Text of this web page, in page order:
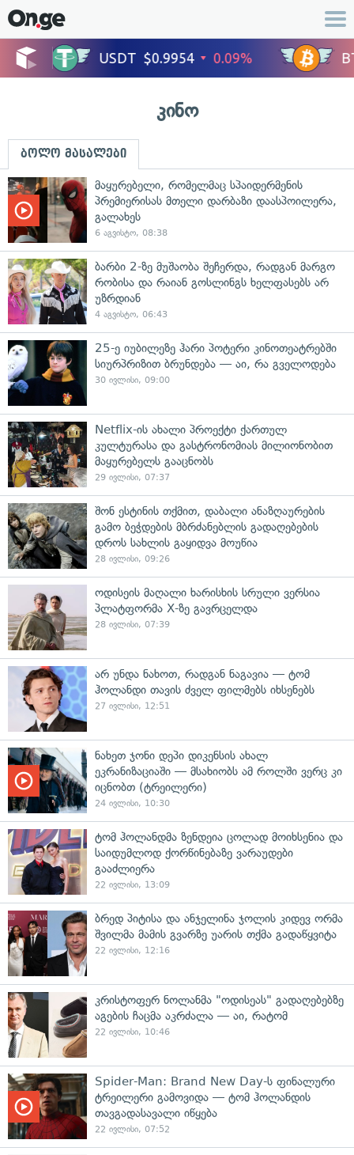
კინო
ბოლო მასალები
მაყურებელი, რომელმაც სპაიდერმენის
პრემიერისას მთელი დარბაზი დაასპოილერა,
გალახეს
6 აგვისტო, 08:38
ბარბი 2-ზე მუშაობა შეჩერდა, რადგან მარგო
რობისა და რაიან გოსლინგს ხელფასებს არ
უზრდიან
4 აგვისტო, 06:43
25-ე იუბილეზე ჰარი პოტერი კინოთეატრებში
სიურპრიზით ბრუნდება — აი, რა გველოდება
30 ივლისი, 09:00
Netflix-ის ახალი პროექტი ქართულ
კულტურასა და გასტრონომიას მილიონობით
მაყურებელს გააცნობს
29 ივლისი, 07:37
შონ ესტინის თქმით, დაბალი ანაზღაურების
გამო ბეჭდების მბრძანებლის გადაღებების
დროს სახლის გაყიდვა მოუწია
28 ივლისი, 09:26
ოდისეის მაღალი ხარისხის სრული ვერსია
პლატფორმა X-ზე გავრცელდა
28 ივლისი, 07:39
არ უნდა ნახოთ, რადგან ნაგავია — ტომ
ჰოლანდი თავის ძველ ფილმებს იხსენებს
27 ივლისი, 12:51
ნახეთ ჯონი დეპი დიკენსის ახალ
ეკრანიზაციაში — მსახიობს ამ როლში ვერც კი
იცნობთ (ტრეილერი)
24 ივლისი, 10:30
ტომ ჰოლანდმა ზენდეია ცოლად მოიხსენია და
საიდუმლოდ ქორწინებაზე ვარაუდები
გააძლიერა
22 ივლისი, 13:09
ბრედ პიტისა და ანჯელინა ჯოლის კიდევ ორმა
შვილმა მამის გვარზე უარის თქმა გადაწყვიტა
22 ივლისი, 12:16
კრისტოფერ ნოლანმა "ოდისეას" გადაღებებზე
აგების ჩაცმა აკრძალა — აი, რატომ
22 ივლისი, 10:46
Spider-Man: Brand New Day-ს ფინალური
ტრეილერი გამოვიდა — ტომ ჰოლანდის
თავგადასავალი იწყება
22 ივლისი, 07:52